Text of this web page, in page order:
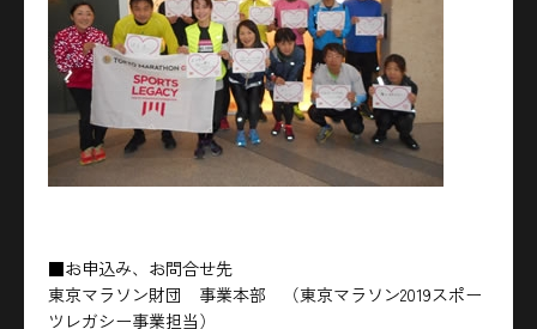
■お申込み、お問合せ先
東京マラソン財団 事業本部 （東京マラソン2019スポー
ツレガシー事業担当）